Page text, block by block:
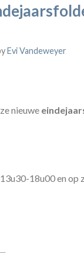
Evi Vandeweyer
nieuwe
18u00 en op